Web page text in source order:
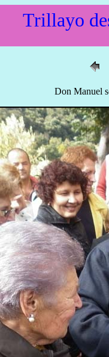
Trillayo
Don Manuel